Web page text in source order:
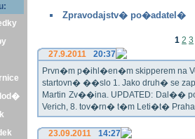
lod�
Zpravodajstv� po�adatel�
1 2 3
27.9.2011
20:37
Prvn�m p�ihl�en�m skipperem na
startovn� ��slo 1. Jako druh� se
Martin Zv��ina. UPDATED: Dal��
Verich, 8. tov�rn� t�m Leti�t� Praha
23.09.2011
14:27